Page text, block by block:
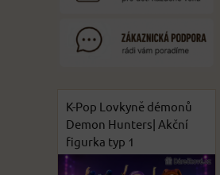
K-Pop Lovkyně démonů
Demon Hunters| Akční
figurka typ 1